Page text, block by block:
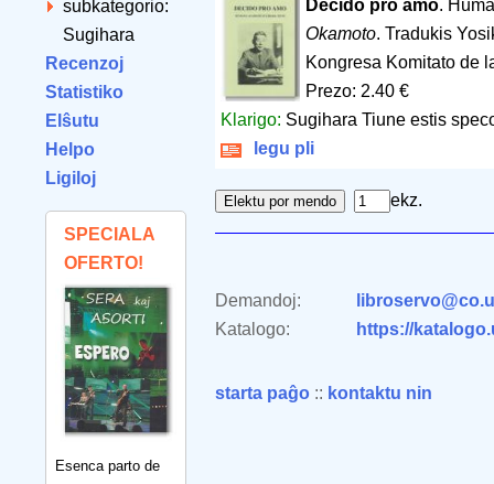
subkategorio:
Sugihara
Recenzoj
Statistiko
Elŝutu
Helpo
Ligiloj
SPECIALA
OFERTO!
Esenca parto de
Decido pro amo.
Okamoto. Tradukis
Kongresa Komitato de
Prezo: 2.40 €
Klarigo: Sugihara Tiune estis
legu pli
ekz.
Demandoj:
Katalogo:
https://
starta paĝo :: kontaktu nin